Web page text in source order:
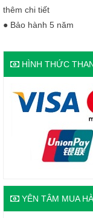
thêm chi tiết
● Bảo hành 5 năm
HÌNH THỨC
YÊN TÂM MUA